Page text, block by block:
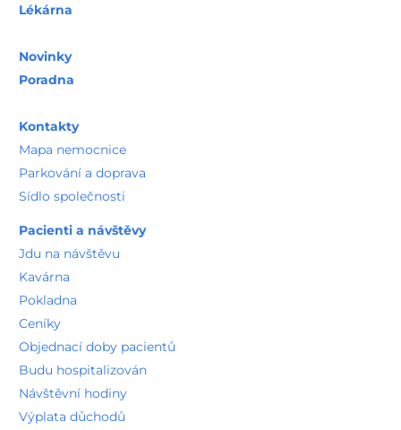
Lékárna
Novinky
Poradna
Kontakty
Mapa nemocnice
Parkování a doprava
Sídlo společnosti
Pacienti a návštěvy
Jdu na návštěvu
Kavárna
Pokladna
Ceníky
Objednací doby pacientů
Budu hospitalizován
Návštěvní hodiny
Výplata důchodů